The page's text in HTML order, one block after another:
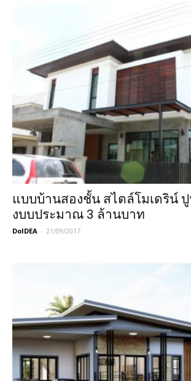
แบบบ้านสองชั้น สไตล์โมเดริน์ ปู
งบบประมาณ 3 ล้านบาท
DoIDEA - 21/09/2017